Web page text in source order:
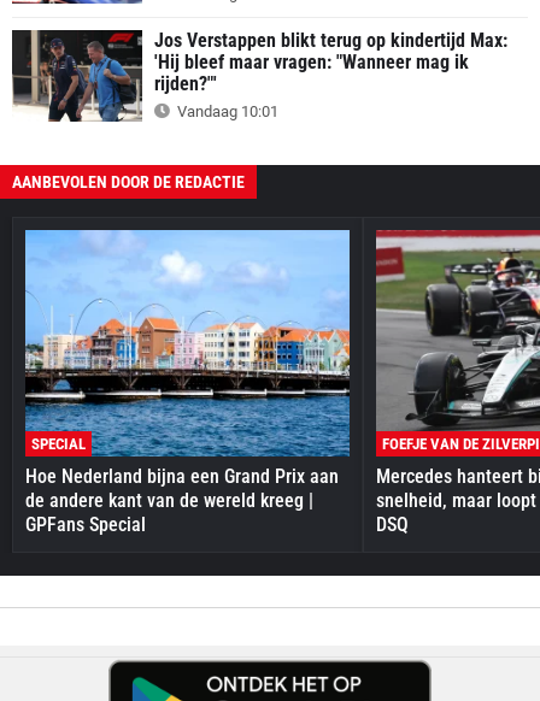
Jos Verstappen blikt terug op kindertijd Max:
'Hij bleef maar vragen: "Wanneer mag ik
rijden?"'
Vandaag 10:01
AANBEVOLEN DOOR DE REDACTIE
SPECIAL
Hoe Nederland bijna een Grand Prix aan
de andere kant van de wereld kreeg |
GPFans Special
FOEFJE VAN DE
Mercedes hanteert
snelheid, maar
DSQ